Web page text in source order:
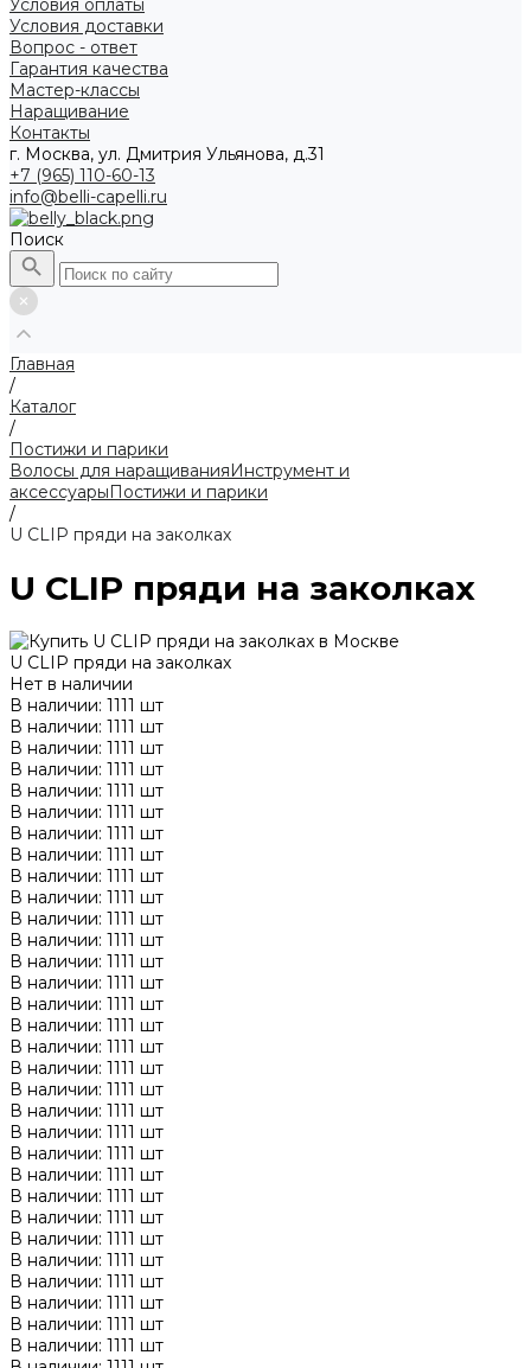
Условия оплаты
Условия доставки
Вопрос - ответ
Гарантия качества
Мастер-классы
Наращивание
Контакты
г. Москва, ул. Дмитрия Ульянова, д.31
+7 (965) 110-60-13
info@belli-capelli.ru
Поиск
Главная
/
Каталог
/
Постижи и парики
Волосы для наращиванияИнструмент и
аксессуарыПостижи и парики
/
U CLIP пряди на заколках
U CLIP пряди на заколках
U CLIP пряди на заколках
Нет в наличии
В наличии: 1111 шт
В наличии: 1111 шт
В наличии: 1111 шт
В наличии: 1111 шт
В наличии: 1111 шт
В наличии: 1111 шт
В наличии: 1111 шт
В наличии: 1111 шт
В наличии: 1111 шт
В наличии: 1111 шт
В наличии: 1111 шт
В наличии: 1111 шт
В наличии: 1111 шт
В наличии: 1111 шт
В наличии: 1111 шт
В наличии: 1111 шт
В наличии: 1111 шт
В наличии: 1111 шт
В наличии: 1111 шт
В наличии: 1111 шт
В наличии: 1111 шт
В наличии: 1111 шт
В наличии: 1111 шт
В наличии: 1111 шт
В наличии: 1111 шт
В наличии: 1111 шт
В наличии: 1111 шт
В наличии: 1111 шт
В наличии: 1111 шт
В наличии: 1111 шт
В наличии: 1111 шт